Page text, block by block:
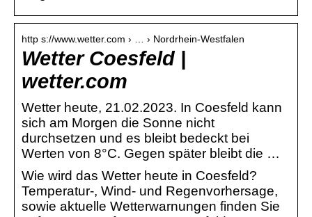
http s://www.wetter.com › … › Nordrhein-Westfalen
Wetter Coesfeld |
wetter.com
Wetter heute, 21.02.2023. In Coesfeld kann
sich am Morgen die Sonne nicht
durchsetzen und es bleibt bedeckt bei
Werten von 8°C. Gegen später bleibt die …
Wie wird das Wetter heute in Coesfeld?
Temperatur-, Wind- und Regenvorhersage,
sowie aktuelle Wetterwarnungen finden Sie